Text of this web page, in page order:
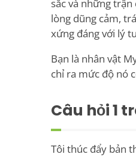
sắc và những
lòng dũng cảm,
xứng đáng với lý
Bạn là nhân vật
chỉ ra mức độ nó
Câu hỏi1
Tôi thúc đẩy bản